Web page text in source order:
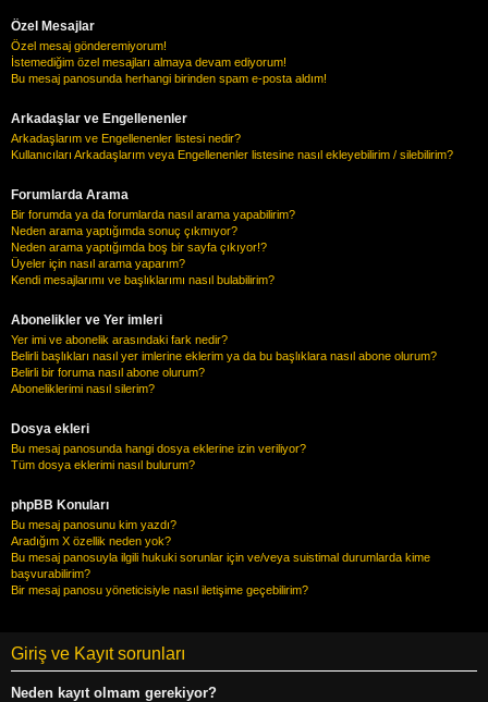
Özel Mesajlar
Özel mesaj gönderemiyorum!
İstemediğim özel mesajları almaya devam ediyorum!
Bu mesaj panosunda herhangi birinden spam e-posta aldım!
Arkadaşlar ve Engellenenler
Arkadaşlarım ve Engellenenler listesi nedir?
Kullanıcıları Arkadaşlarım veya Engellenenler listesine nasıl ekleyebilirim / silebilirim?
Forumlarda Arama
Bir forumda ya da forumlarda nasıl arama yapabilirim?
Neden arama yaptığımda sonuç çıkmıyor?
Neden arama yaptığımda boş bir sayfa çıkıyor!?
Üyeler için nasıl arama yaparım?
Kendi mesajlarımı ve başlıklarımı nasıl bulabilirim?
Abonelikler ve Yer imleri
Yer imi ve abonelik arasındaki fark nedir?
Belirli başlıkları nasıl yer imlerine eklerim ya da bu başlıklara nasıl abone olurum?
Belirli bir foruma nasıl abone olurum?
Aboneliklerimi nasıl silerim?
Dosya ekleri
Bu mesaj panosunda hangi dosya eklerine izin veriliyor?
Tüm dosya eklerimi nasıl bulurum?
phpBB Konuları
Bu mesaj panosunu kim yazdı?
Aradığım X özellik neden yok?
Bu mesaj panosuyla ilgili hukuki sorunlar için ve/veya suistimal durumlarda kime
başvurabilirim?
Bir mesaj panosu yöneticisiyle nasıl iletişime geçebilirim?
Giriş ve Kayıt sorunları
Neden kayıt olmam gerekiyor?